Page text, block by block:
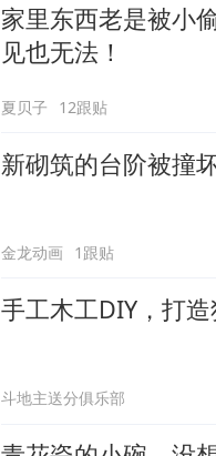
家里东西老是被小
见也无法！
夏贝子 12跟贴
新砌筑的台阶被撞
金龙动画 1跟贴
手工木工DIY，打
斗地主送分俱乐部